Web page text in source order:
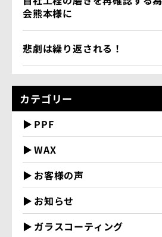
会熊本様に
悲劇は繰り返される！
カテゴリー
PPF
WAX
お客様の声
お知らせ
ガラスコーティング